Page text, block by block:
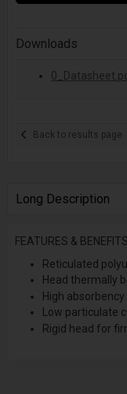
Downloads
Back to results page
Long Description
FEATURES & BENEFITS
Reticulated
Head thermally
High absorbency
Low particulate
Rigid head for